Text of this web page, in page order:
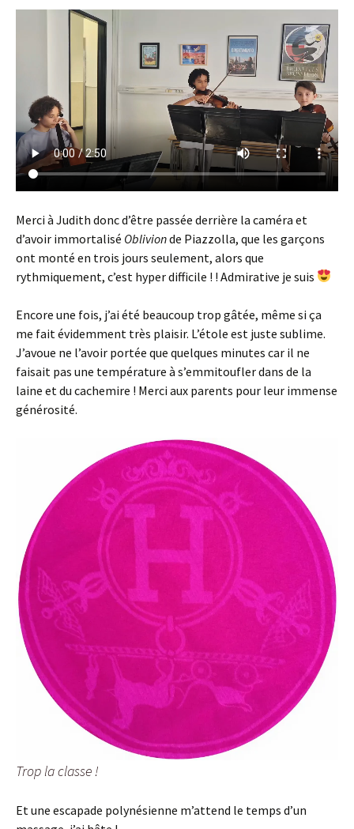
Merci à Judith donc d’être passée derrière la caméra et
d’avoir immortalisé Oblivionde Piazzolla, que les garçons
ont monté en trois jours seulement, alors que
rythmiquement, c’est hyper difficile ! ! Admirative je suis
Encore une fois, j’ai été beaucoup trop gâtée, même si ça
me fait évidemment très plaisir. L’étole est juste sublime.
J’avoue ne l’avoir portée que quelques minutes car il ne
faisait pas une température à s’emmitoufler dans de la
laine et du cachemire ! Merci aux parents pour leur immense
générosité.
Trop la classe !
Et une escapade polynésienne m’attend le temps d’un